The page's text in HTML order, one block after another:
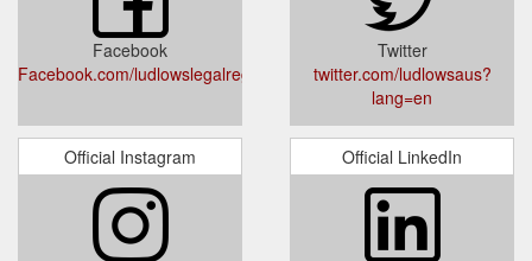
Facebook
Facebook.com/ludlowslegalregalia
Twitter
twitter.com/ludlowsaus?
lang=en
Official Instagram Official LinkedIn